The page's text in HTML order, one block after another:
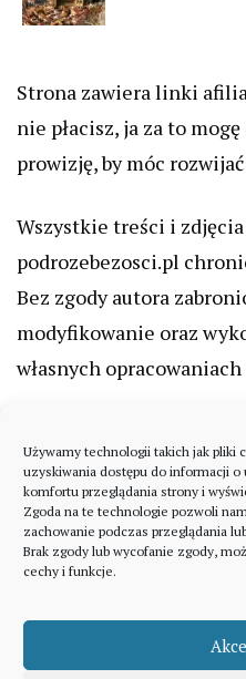
Używamy technologii takich jak pliki
uzyskiwania dostępu do informacji
komfortu przeglądania strony i
Zgoda na te technologie pozwoli
zachowanie podczas przeglądania
Brak zgody lub wycofanie zgody,
cechy i funkcje.
Strona zawiera linki
nie płacisz, ja za to
prowizję, by móc
Wszystkie treści i
podrozebezosci.pl
Bez zgody autora
modyfikowanie oraz
własnych